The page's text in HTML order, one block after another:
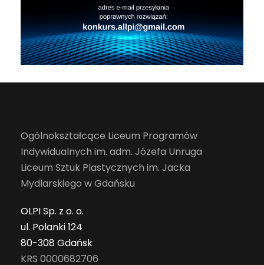
Ogólnokształcące Liceum Programów
Indywidualnych im. adm. Józefa Unruga
Liceum Sztuk Plastycznych im. Jacka
Mydlarskiego w Gdańsku
OLPI Sp. z o. o.
ul. Polanki 124
80-308 Gdańsk
KRS 0000682706